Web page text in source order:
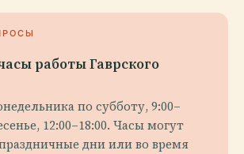
работы Гаврского
по субботу, 9:00–
12:00–18:00. Часы могут
дни или во время